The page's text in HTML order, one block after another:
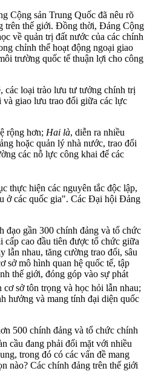
Cộng sản Trung Quốc đã nêu rõ
trên thế giới. Đồng thời, Đảng Cộng
về quản trị đất nước của các chính
chỉnh thể hoạt động ngoại giao
trường quốc tế thuận lợi cho công
các loại trào lưu tư tưởng chính trị
và giao lưu trao đổi giữa các lực
rộng hơn; Hai là, diễn ra nhiều
hoặc quản lý nhà nước, trao đổi
các nỗ lực công khai để các
thực hiện các nguyên tắc độc lập,
ở các quốc gia". Các Đại hội Đảng
gần 300 chính đảng và tổ chức
cao đầu tiên được tổ chức giữa
lẫn nhau, tăng cường trao đổi, sâu
sở mô hình quan hệ quốc tế, tập
thế giới, đóng góp vào sự phát
sở tôn trọng và học hỏi lẫn nhau;
hưởng và mang tính đại diện quốc
500 chính đảng và tổ chức chính
cầu đang phải đối mặt với nhiều
trong đó có các vấn đề mang
nào? Các chính đảng trên thế giới